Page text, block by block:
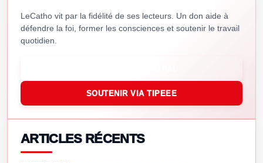
LeCatho vit par la fidélité de ses lecteurs. Un don aide à
défendre la foi, former les consciences et soutenir le travail
quotidien.
SOUTENIR VIA TIPEEE
ARTICLES RÉCENTS